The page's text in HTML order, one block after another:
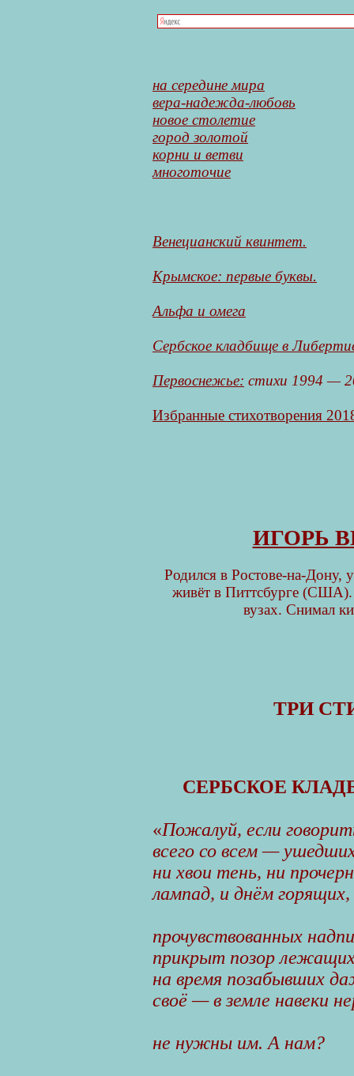
на середине мира
вера-надежда-любовь
новое столетие
город золотой
корни и ветви
многоточие
Венецианский квинтет.
Крымское: первые буквы.
Альфа и омега
Сербское кладбище в
Первоснежье: стихи 1994 —
Избранные стихотворения
ИГОРЬ
Родился в Ростове-на-
живёт в Питтсбурге (США).
вузах. Снимал
ТРИ
СЕРБСКОЕ
«Пожалуй, если
всего со всем —
ни хвои тень, ни
лампад, и днём горящих,
прочувствованных
прикрыт позор
на время позабывших
своё — в земле навеки
не нужны им. А нам?